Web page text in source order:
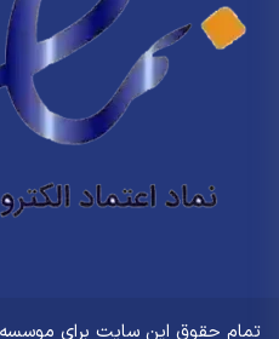
تمام حقوق این سایت برای موسسه